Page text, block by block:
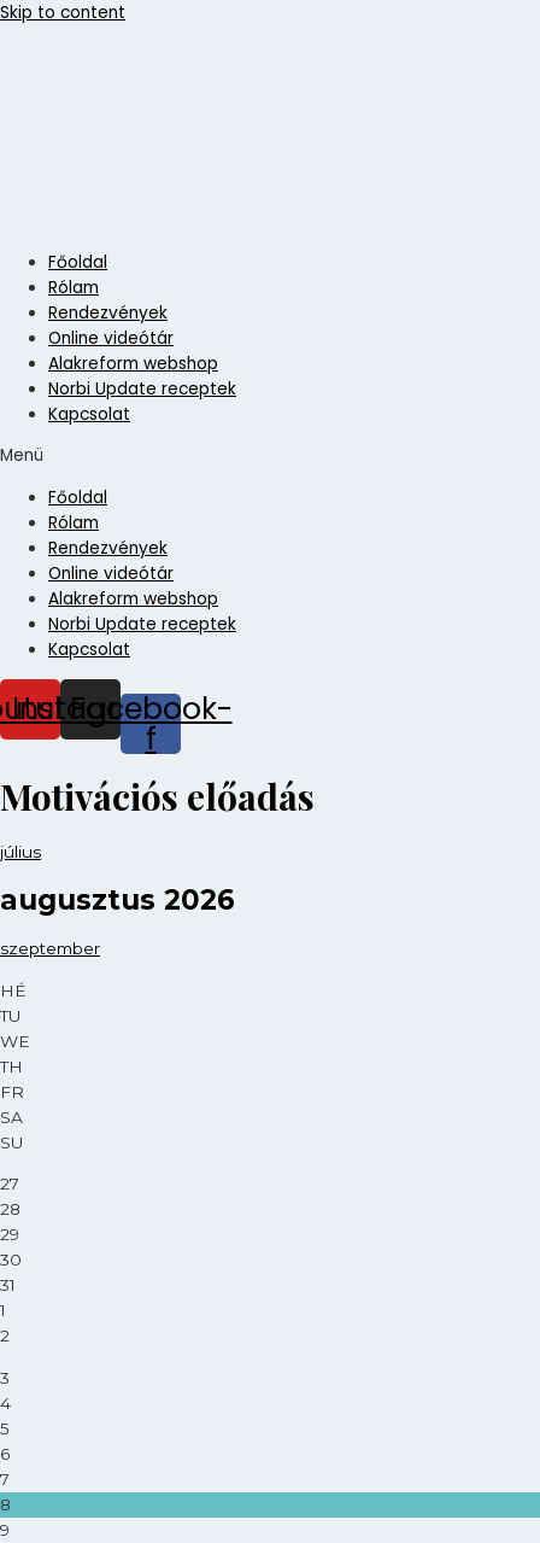
Skip to content
Főoldal
Rólam
Rendezvények
Online videótár
Alakreform webshop
Norbi Update receptek
Kapcsolat
Menü
Főoldal
Rólam
Rendezvények
Online videótár
Alakreform webshop
Norbi Update receptek
Kapcsolat
Instagram
Facebook-
f
Motivációs előadás
július
augusztus 2026
szeptember
HÉ
TU
WE
TH
FR
SA
SU
27
28
29
30
31
1
2
3
4
5
6
7
8
9